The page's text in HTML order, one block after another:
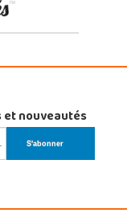
nouveautés